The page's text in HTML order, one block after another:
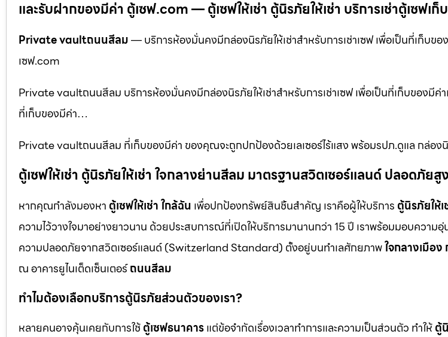
และรับฝากของมีค่า ตู้เซฟ.com — ตู้เซฟให้เช่า ตู้นิรภัยให้เช่า บริการเช่าตู้เซฟเ
Private vaultถนนสีลม— บริการห้องมั่นคงมีกล่องนิรภัยให้เช่าสำหรับการเช่าเซฟ เพื่อเป็นที่เก็บข
เซฟ.com
Private vaultถนนสีลม บริการห้องมั่นคงมีกล่องนิรภัยให้เช่าสำหรับการเช่าเซฟ เพื่อเป็นที่เก็บของมีค่
ที่เก็บของมีค่า…
Private vaultถนนสีลม ที่เก็บของมีค่า ของคุณจะถูกปกป้องด้วยเลเซอร์ไร้แสง พร้อมรปภ.ดูแล กล่องนิ
ตู้เซฟให้เช่า ตู้นิรภัยให้เช่า ใจกลางย่านสีลม มาตรฐานสวิตเซอร์แลนด์ ปลอดภัยสู
หากคุณกำลังมองหา ตู้เซฟให้เช่า ใกล้ฉัน เพื่อปกป้องทรัพย์สินชิ้นสำคัญ เราคือผู้ให้บริการ ตู้นิรภัยให้เ
ความไว้วางใจมาอย่างยาวนาน ด้วยประสบการณ์ที่เปิดให้บริการมานานกว่า 15 ปี เราพร้อมมอบความ
ความปลอดภัยจากสวิตเซอร์แลนด์ (Switzerland Standard) ตั้งอยู่บนทำเลศักยภาพใจกลางเมือง
ณ อาคารยูไนเต็ดเซ็นเตอร์ถนนสีลม
ทำไมต้องเลือกบริการตู้นิรภัยส่วนตัวของเรา?
หลายคนอาจคุ้นเคยกับการใช้ตู้เซฟธนาคารแต่ข้อจำกัดเรื่องเวลาทำการและความเป็นส่วนตัว ทำให้ตู้